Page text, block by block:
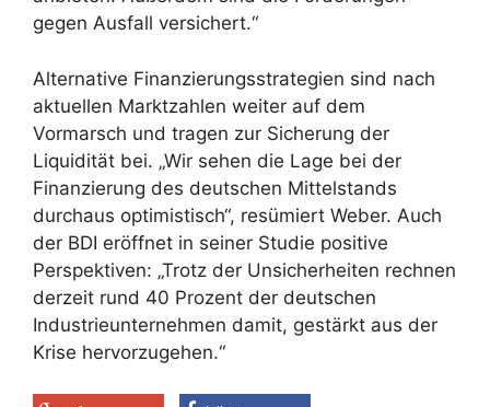
gegen Ausfall versichert.“
Alternative Finanzierungsstrategien sind nach
aktuellen Marktzahlen weiter auf dem
Vormarsch und tragen zur Sicherung der
Liquidität bei. „Wir sehen die Lage bei der
Finanzierung des deutschen Mittelstands
durchaus optimistisch“, resümiert Weber. Auch
der BDI eröffnet in seiner Studie positive
Perspektiven: „Trotz der Unsicherheiten rechnen
derzeit rund 40 Prozent der deutschen
Industrieunternehmen damit, gestärkt aus der
Krise hervorzugehen.“